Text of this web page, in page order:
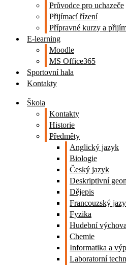
Průvodce pro uchazeče
Přijímací řízení
Přípravné kurzy a
E-learning
Moodle
MS Office365
Sportovní hala
Kontakty
Škola
Kontakty
Historie
Předměty
Anglický jazyk
Biologie
Český jazyk
Deskriptivní
Dějepis
Francouzský
Fyzika
Hudební výchova
Chemie
Informatika a
Laboratorní